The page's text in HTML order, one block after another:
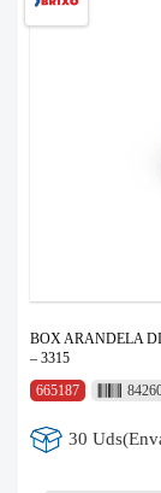
BOX ARANDELA
– 3315
665187
30